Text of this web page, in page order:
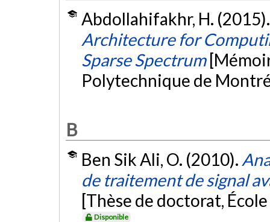
Abdollahifakhr, H.
Architecture for
Sparse Spectrum
Polytechnique de
B
Ben Sik Ali, O. (2010).
de traitement de signal
[Thèse de doctorat,
Disponible